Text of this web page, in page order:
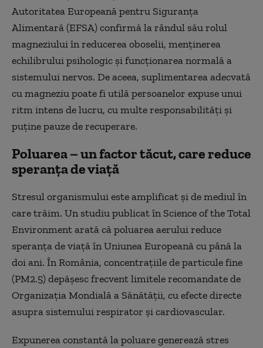
Autoritatea Europeană pentru Siguranța
Alimentară (EFSA) confirmă la rândul său rolul
magneziului în reducerea oboselii, menținerea
echilibrului psihologic și funcționarea normală a
sistemului nervos. De aceea, suplimentarea adecvată
cu magneziu poate fi utilă persoanelor expuse unui
ritm intens de lucru, cu multe responsabilități și
puține pauze de recuperare.
Poluarea – un factor tăcut, care reduce
speranța de viață
Stresul organismului este amplificat și de mediul în
care trăim. Un studiu publicat în Science of the Total
Environment arată că poluarea aerului reduce
speranța de viață în Uniunea Europeană cu până la
doi ani. În România, concentrațiile de particule fine
(PM2.5) depășesc frecvent limitele recomandate de
Organizația Mondială a Sănătății, cu efecte directe
asupra sistemului respirator și cardiovascular.
Expunerea constantă la poluare generează stres